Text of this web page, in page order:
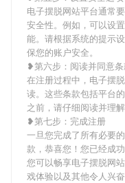
电子摆脱网站平台通常
安全性。例如，可以设
能。请根据系统的提示
保您的账户安全。
❥第六步：阅读并同意
在注册过程中，电子摆
读。这些条款包括平台
之前，请仔细阅读并理
❥第七步：完成注册
一旦您完成了所有必要
款，恭喜您！您已经成
您可以畅享电子摆脱网
戏体验以及其他令人兴奋